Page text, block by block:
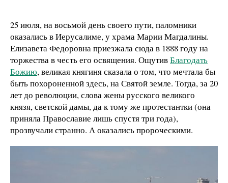
25 июля, на восьмой день своего пути, паломники
оказались в Иерусалиме, у храма Марии Магдалины.
Елизавета Федоровна приезжала сюда в 1888 году на
торжества в честь его освящения. ОщутивБлагодать
Божию, великая княгиня сказала о том, что мечтала бы
быть похороненной здесь, на Святой земле. Тогда, за 20
лет до революции, слова жены русского великого
князя, светской дамы, да к тому же протестантки (она
приняла Православие лишь спустя три года),
прозвучали странно. А оказались пророческими.